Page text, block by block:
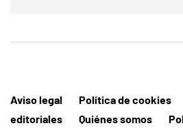
Aviso legal Política de cookies
editoriales
Quiénes somos